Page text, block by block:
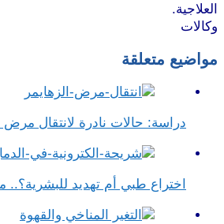
العلاجية.
وكالات
مواضيع متعلقة
دراسة: حالات نادرة لانتقال مرض
اختراع طبي أم تهديد